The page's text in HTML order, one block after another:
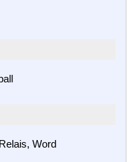
Word